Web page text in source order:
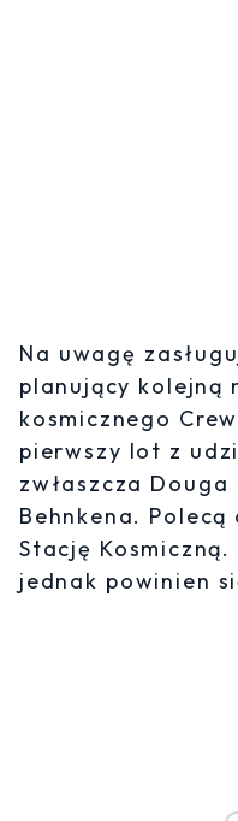
Na uwagę
planujący kolejną
kosmicznego
pierwszy lot z
zwłaszcza
Behnkena.
Stację
jednak powinien